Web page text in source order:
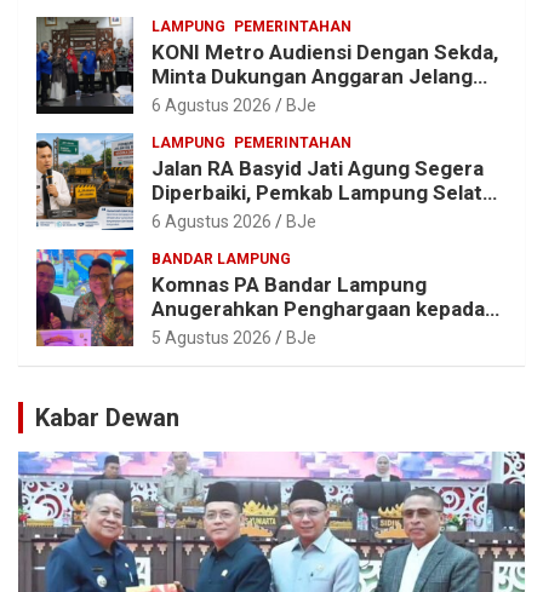
LAMPUNG PEMERINTAHAN
KONI Metro Audiensi Dengan Sekda,
Minta Dukungan Anggaran Jelang
Porprov X Lampung
6 Agustus 2026 BJe
LAMPUNG PEMERINTAHAN
Jalan RA Basyid Jati Agung Segera
Diperbaiki, Pemkab Lampung Selatan
Alokasikan Rp1,13 Miliar
6 Agustus 2026 BJe
BANDAR LAMPUNG
Komnas PA Bandar Lampung
Anugerahkan Penghargaan kepada
Kombes Pol. Alfret Jacob Tilukay
5 Agustus 2026 BJe
Kabar Dewan